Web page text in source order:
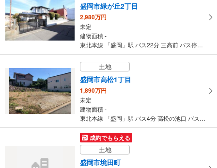
盛岡市緑が丘2丁目
2,980万円
未定
建物面積 -
東北本線 「盛岡」駅 バス22分 三高前 バス停下車 徒歩3分
土地
盛岡市高松1丁目
1,890万円
未定
建物面積 -
東北本線 「盛岡」駅 バス4分 高松の池口 バス停下車 徒歩4分
成約でもらえる
土地
盛岡市境田町